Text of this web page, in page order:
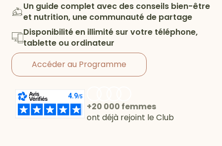
Un guide complet avec des conseils bien-être
et nutrition, une communauté de partage
Disponibilité en illimité sur votre téléphone,
tablette ou ordinateur
Accéder au Programme
+20 000 femmes
ont déjà rejoint le Club